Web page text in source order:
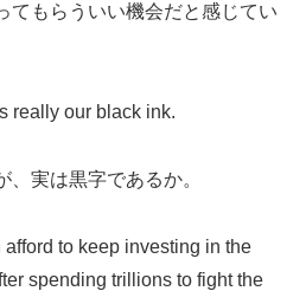
てもらういい機会だと感じてい
really our black ink.
実は黒字であるか。
to keep investing in the
spending trillions to fight the